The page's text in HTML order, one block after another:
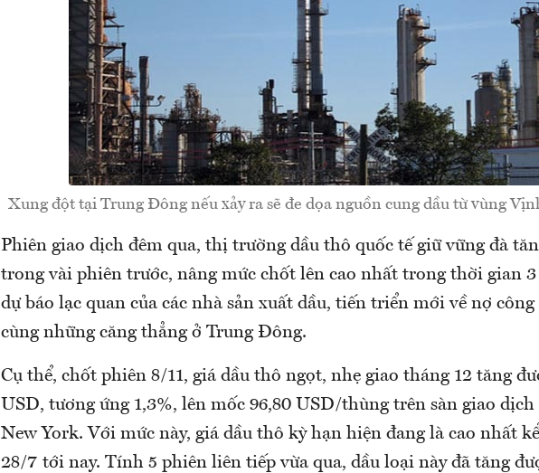
Xung đột tại Trung Đông nếu xảy ra sẽ đe dọa nguồn cung dầu từ vùng
Phiên giao dịch đêm qua, thị trường dầu thô quốc tế giữ vững đà
trong vài phiên trước, nâng mức chốt lên cao nhất trong thời gian 3
dự báo lạc quan của các nhà sản xuất dầu, tiến triển mới về nợ
cùng những căng thẳng ở Trung Đông.
Cụ thể, chốt phiên 8/11, giá dầu thô ngọt, nhẹ giao tháng 12 tăng
USD, tương ứng 1,3%, lên mốc 96,80 USD/thùng trên sàn giao dịch
New York. Với mức này, giá dầu thô kỳ hạn hiện đang là cao nhất
28/7 tới nay. Tính 5 phiên liên tiếp vừa qua, dầu loại này đã tăng